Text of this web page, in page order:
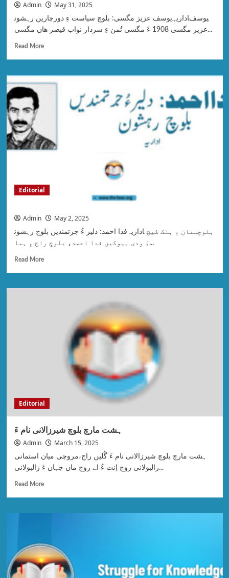
Admin May 31, 2025
یوسف عزیز مگسی: بلوچ سیاست ءِ دورچاریں رہشون‎اداریہ‎یوسف
عزیز مگسی 1908 ءَ مگسی تُمن ءِ سردار نواب قیصر ھان مگسی...
Read More
Editorial
Admin May 2, 2025
‎فدا احمد: دلیر ءُ جرتمندیں بلوچ رہشون‎اداریہ ‎بلوچستان ءِ ہلک کیچ
ءَ ودی بیوکیں فدا احمد، بلوچ راج ءِ ہما...
Read More
Editorial
ہشت مارچ بلوچ شیرزالانی نام ءَ
Admin March 15, 2025
ہشت مارچ بلوچ شیرزالانی نام ءَ گُلیں راج،مروچی میان استمانی
زالبولانی روچ اِنت ءُ اے روچ ماں جہان ءَ زالبولانی...
Read More